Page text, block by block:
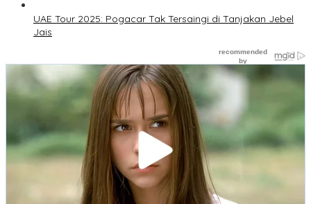
UAE Tour 2025: Pogacar Tak Tersaingi di Tanjakan Jebel
Jais